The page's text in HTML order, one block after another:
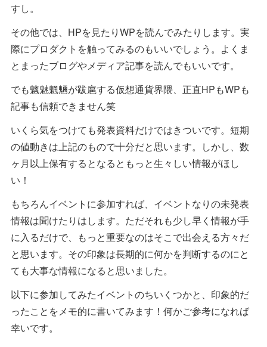
すし。
その他では、HPを見たりWPを読んでみたりします。実
際にプロダクトを触ってみるのもいいでしょう。よくま
とまったブログやメディア記事を読んでもいいです。
でも魑魅魍魎が跋扈する仮想通貨界隈、正直HPもWPも
記事も信頼できません笑
いくら気をつけても発表資料だけではきついです。短期
の値動きは上記のもので十分だと思います。しかし、数
ヶ月以上保有するとなるともっと生々しい情報がほし
い！
もちろんイベントに参加すれば、イベントなりの未発表
情報は聞けたりはします。ただそれも少し早く情報が手
に入るだけで、もっと重要なのはそこで出会える方々だ
と思います。その印象は長期的に何かを判断するのにと
ても大事な情報になると思いました。
以下に参加してみたイベントのちいくつかと、印象的だ
ったことをメモ的に書いてみます！何かご参考になれば
幸いです。